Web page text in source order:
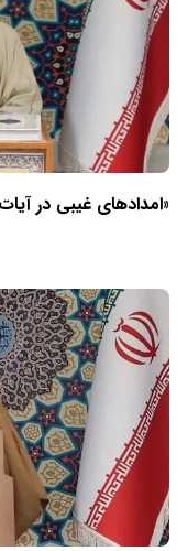
«امدادهای غیبی در